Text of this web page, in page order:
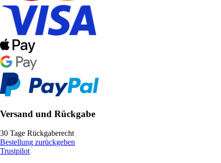
Versand und Rückgabe
30 Tage Rückgaberecht
Bestellung zurückgeben
Trustpilot